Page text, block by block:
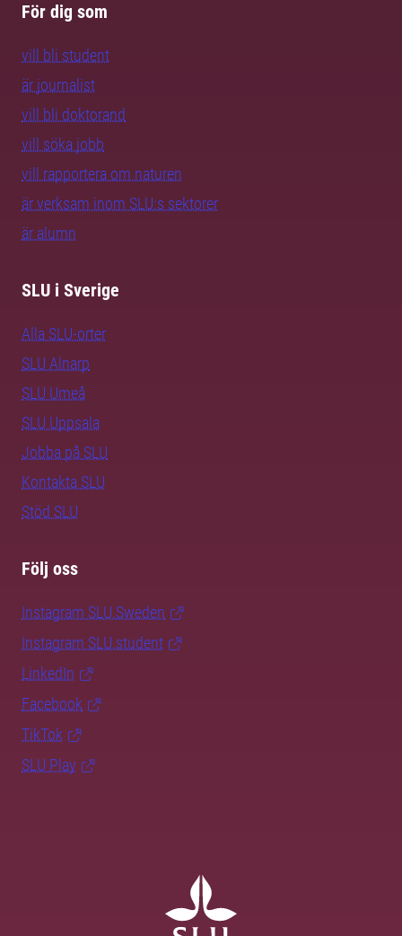
För dig som
vill bli student
är journalist
vill bli doktorand
vill söka jobb
vill rapportera om naturen
är verksam inom SLU:s sektorer
är alumn
SLU i Sverige
Alla SLU-orter
SLU Alnarp
SLU Umeå
SLU Uppsala
Jobba på SLU
Kontakta SLU
Stöd SLU
Följ oss
Instagram SLU.Sweden
Instagram SLU.student
LinkedIn
Facebook
TikTok
SLU Play